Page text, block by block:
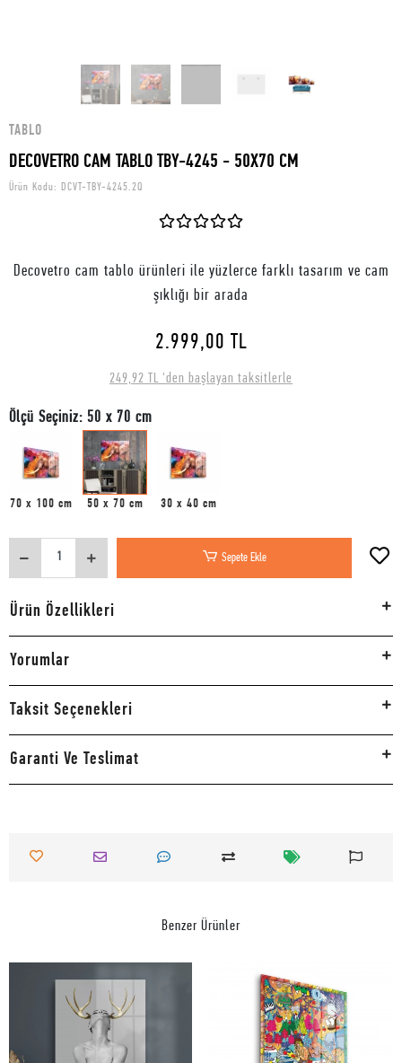
TABLO
DECOVETRO CAM TABLO TBY-4245 - 50X70 CM
Ürün Kodu: DCVT-TBY-4245.2Q
Decovetro cam tablo ürünleri ile yüzlerce farklı tasarım ve cam
şıklığı bir arada
2.999,00 TL
249,92 TL 'den başlayan taksitlerle
Ölçü Seçiniz: 50 x 70 cm
70 x 100 cm 50 x 70 cm 30 x 40 cm
Sepete Ekle
Ürün Özellikleri
Yorumlar
Taksit Seçenekleri
Garanti Ve Teslimat
Benzer Ürünler